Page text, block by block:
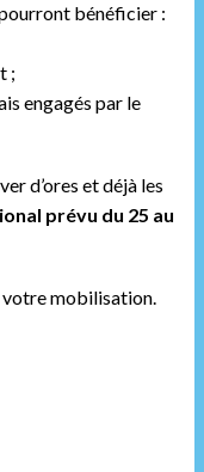
bénéficier :
;
engagés par le
d’ores et déjà les
prévu du 25 au
votre mobilisation.